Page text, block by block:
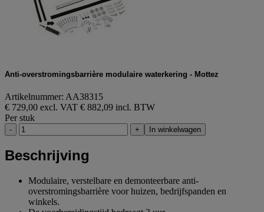
Anti-overstromingsbarrière modulaire waterkering - Mottez
Artikelnummer: AA38315
€ 729,00 excl. VAT € 882,09 incl. BTW
Per stuk
- + In winkelwagen
Beschrijving
Modulaire, verstelbare en demonteerbare anti-
overstromingsbarrière voor huizen, bedrijfspanden en
winkels.